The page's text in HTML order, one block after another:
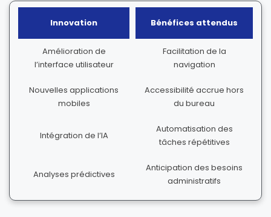
Innovation Bénéfices attendus
Amélioration de
l’interface utilisateur
Facilitation de la
navigation
Nouvelles applications
mobiles
Accessibilité accrue hors
du bureau
Intégration de l’IA
Automatisation des
tâches répétitives
Analyses prédictives
Anticipation des besoins
administratifs